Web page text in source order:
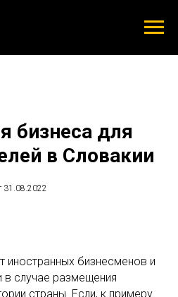
бизнеса для
в Словакии
31.08.2022
иностранных бизнесменов и
в случае размещения
страны. Если, к примеру